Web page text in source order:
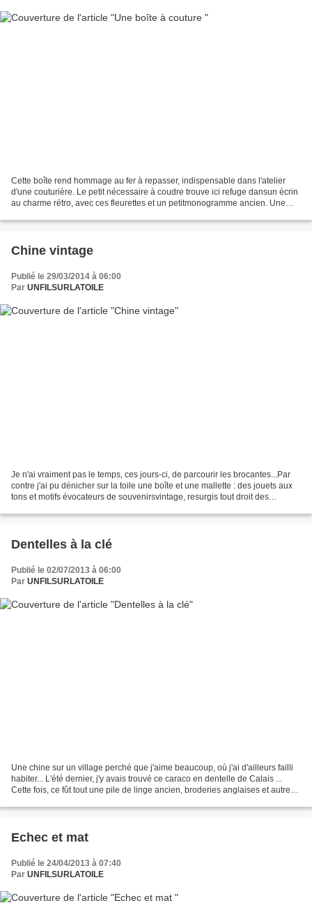
Cette boîte rend hommage au fer à repasser, indispensable dans l'atelier
d'une couturière. Le petit nécessaire à coudre trouve ici refuge dansun écrin
au charme rétro, avec ces fleurettes et un petitmonogramme ancien. Une
Chine vintage
Publié le 29/03/2014 à 06:00
Par UNFILSURLATOILE
Je n'ai vraiment pas le temps, ces jours-ci, de parcourir les brocantes...Par
contre j'ai pu dénicher sur la toile une boîte et une mallette : des jouets aux
tons et motifs évocateurs de souvenirsvintage, resurgis tout droit des
Dentelles à la clé
Publié le 02/07/2013 à 06:00
Par UNFILSURLATOILE
Une chine sur un village perché que j'aime beaucoup, où j'ai d'ailleurs failli
habiter... L'été dernier, j'y avais trouvé ce caraco en dentelle de Calais ...
Cette fois, ce fût tout une pile de linge ancien, broderies anglaises et autres
Echec et mat
Publié le 24/04/2013 à 07:40
Par UNFILSURLATOILE